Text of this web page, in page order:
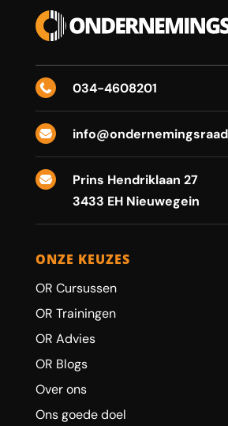
 034-4608201


Prins Hendriklaan 27
3433 EH Nieuwegein
ONZE KEUZES
OR Cursussen
OR Trainingen
OR Advies
OR Blogs
Over ons
Ons goede doel